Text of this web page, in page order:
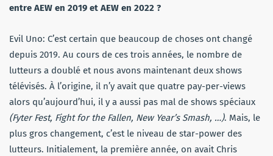
entre AEW en 2019 et AEW en 2022 ?
Evil Uno: C’est certain que beaucoup de choses ont changé
depuis 2019. Au cours de ces trois années, le nombre de
lutteurs a doublé et nous avons maintenant deux shows
télévisés. À l’origine, il n’y avait que quatre pay-per-views
alors qu’aujourd’hui, il y a aussi pas mal de shows spéciaux
(Fyter Fest, Fight for the Fallen, New Year’s Smash, …). Mais, le
plus gros changement, c’est le niveau de star-power des
lutteurs. Initialement, la première année, on avait Chris